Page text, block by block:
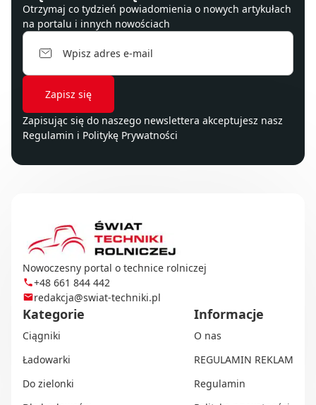
Otrzymaj co tydzień powiadomienia o nowych artykułach
na portalu i innych nowościach
Zapisując się do naszego newslettera akceptujesz nasz
Regulamin i Politykę Prywatności
Nowoczesny portal o technice rolniczej
+48 661 844 442
redakcja@swiat-techniki.pl
Kategorie
Ciągniki
Ładowarki
Do zielonki
Informacje
O nas
REGULAMIN REKLAM
Regulamin